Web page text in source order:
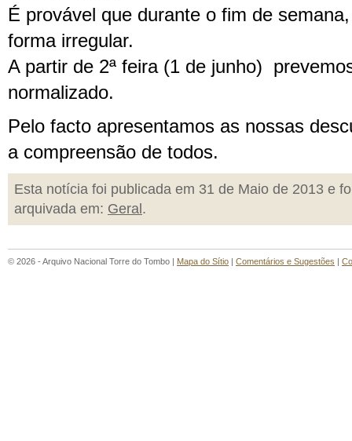
É provável que durante o fim de
forma irregular.
A partir de 2ª feira (1 de junho)
normalizado.
Pelo facto apresentamos as nossas
a compreensão de todos.
Esta notícia foi publicada em 31 de Maio de 2013 e
arquivada em: Geral .
© 2026 - Arquivo Nacional Torre do Tombo | Mapa do Sítio | Comentários e Sugestões |